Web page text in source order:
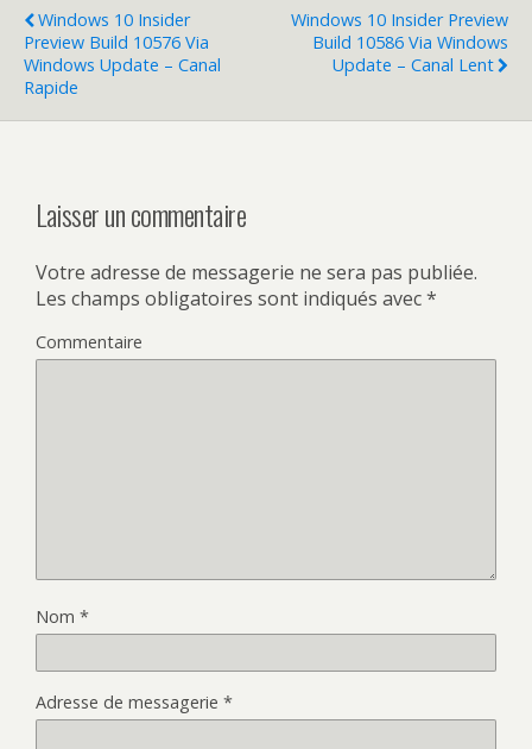
Windows 10 Insider
Preview Build 10576 Via
Windows Update – Canal
Rapide
Windows 10 Insider Preview
Build 10586 Via Windows
Update – Canal Lent
Laisser un commentaire
Votre adresse de messagerie ne sera pas publiée.
Les champs obligatoires sont indiqués avec*
Commentaire
Nom *
Adresse de messagerie *